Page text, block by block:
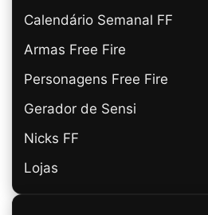
Calendário Semanal FF
Armas Free Fire
Personagens Free Fire
Gerador de Sensi
Nicks FF
Lojas